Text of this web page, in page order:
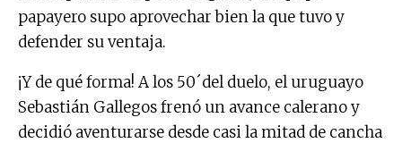
papayero supo aprovechar bien la que tuvo y
defender su ventaja.
¡Y de qué forma! A los 50´del duelo, el uruguayo
Sebastián Gallegos frenó un avance calerano y
decidió aventurarse desde casi la mitad de cancha